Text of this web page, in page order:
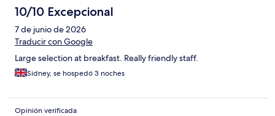
10/10 Excepcional
7 de junio de 2026
Traducir con Google
Large selection at breakfast. Really friendly staff.
Sidney, se hospedó 3 noches
Opinión verificada